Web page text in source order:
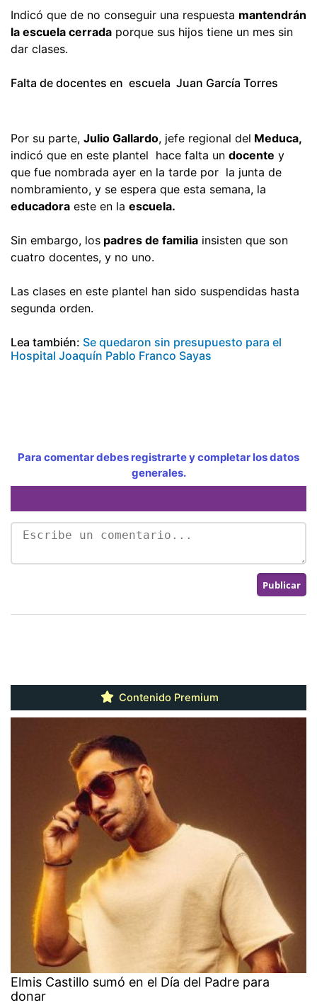
Indicó que de no conseguir una respuesta mantendrán
la escuela cerrada porque sus hijos tiene un mes sin
dar clases.
Falta de docentes en escuela Juan García Torres
Por su parte, Julio Gallardo, jefe regional del Meduca,
indicó que en este plantel hace falta un docente y
que fue nombrada ayer en la tarde por la junta de
nombramiento, y se espera que esta semana, la
educadora este en la escuela.
Sin embargo, los padres de familia insisten que son
cuatro docentes, y no uno.
Las clases en este plantel han sido suspendidas hasta
segunda orden.
Lea también: Se quedaron sin presupuesto para el
Hospital Joaquín Pablo Franco Sayas
Para comentar debes registrarte y completar los datos
generales.
Contenido Premium
Elmis Castillo sumó en el Día del Padre para
donar